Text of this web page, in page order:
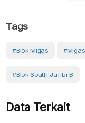
Tags
#Blok Migas #Migas
#Blok South Jambi B
Data Terkait